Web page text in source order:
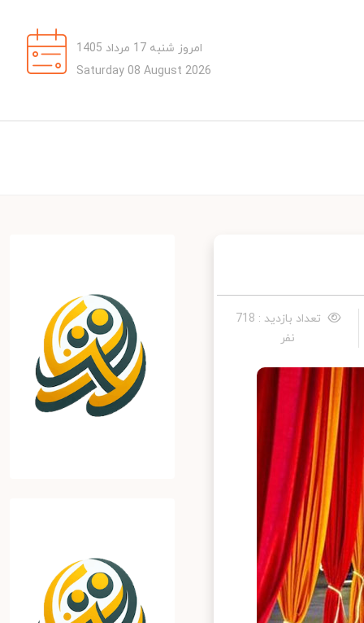
امروز شنبه 17 مرداد 1405
Saturday 08 August 2026
تعداد بازدید : 718
نفر